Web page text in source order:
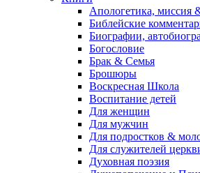
Апологетика, миссия
Библейские
Биографии,
Богословие
Брак & Семья
Брошюры
Воскресная Школа
Воспитание детей
Для женщин
Для мужчин
Для подростков &
Для служителей
Духовная поэзия